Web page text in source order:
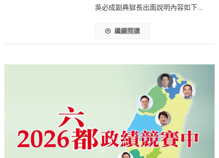
吳必成副典獄長出面說明內容如下…
繼續閱讀